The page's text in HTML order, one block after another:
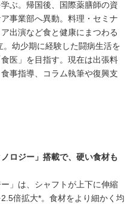
ぶ。帰国後、国際薬膳師の資
事業部へ異動。料理・セミナ
出演など食と健康にまつわる
幼少期に経験した闘病生活を
医」を目指す。現在は出張料
事指導、コラム執筆や復興支
ロジー」搭載で、硬い食材も
」は、シャフトが上下に伸縮
倍拡大*。食材をより細かく均